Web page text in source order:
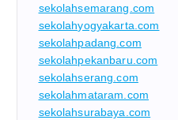
sekolahsemarang.com
sekolahyogyakarta.com
sekolahpadang.com
sekolahpekanbaru.com
sekolahserang.com
sekolahmataram.com
sekolahsurabaya.com